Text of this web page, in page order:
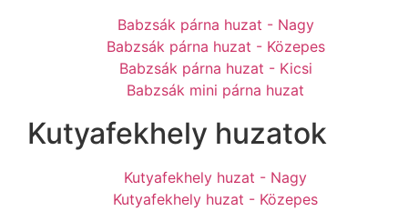
Babzsák párna huzat - Nagy
Babzsák párna huzat - Közepes
Babzsák párna huzat - Kicsi
Babzsák mini párna huzat
Kutyafekhely huzatok
Kutyafekhely huzat - Nagy
Kutyafekhely huzat - Közepes